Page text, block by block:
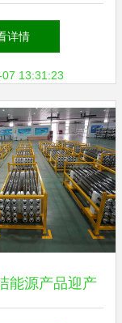
助力新兴能源
研发
详情
13:31:23
能源产品迎产